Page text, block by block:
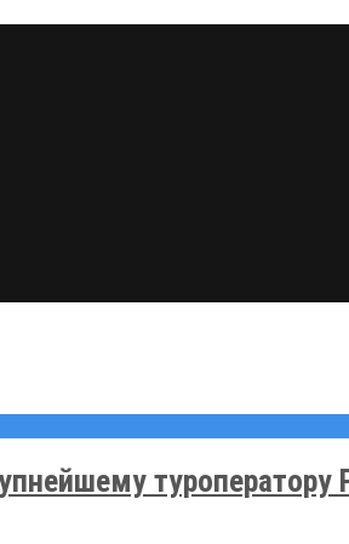
туроператору